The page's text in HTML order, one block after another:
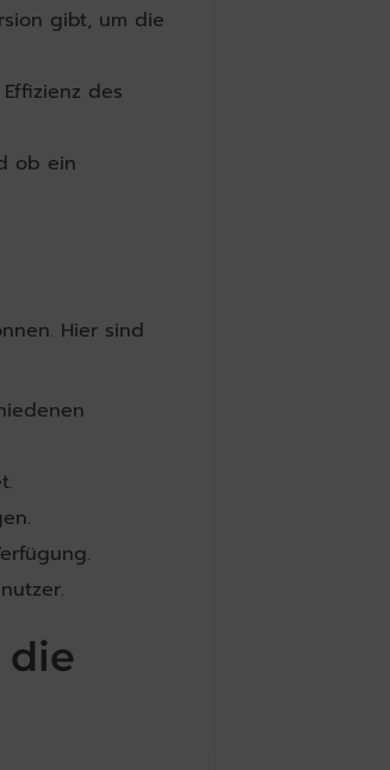
gibt, um die
des
ob ein
Hier sind
die